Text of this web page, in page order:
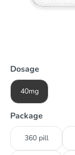
Dosage
40mg
Package
360 pill